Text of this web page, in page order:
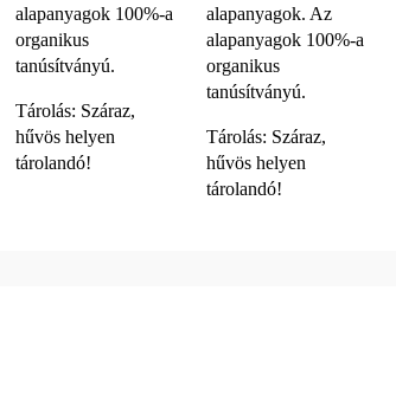
alapanyagok 100%-a
organikus
tanúsítványú.
Tárolás: Száraz,
hűvös helyen
tárolandó!
alapanyagok. Az
alapanyagok 100%-a
organikus
tanúsítványú.
Tárolás: Száraz,
hűvös helyen
tárolandó!